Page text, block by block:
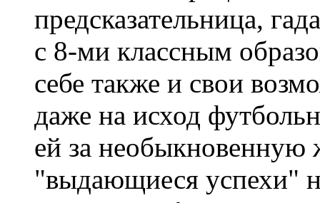
предсказательница,
с 8-ми классным
себе также и свои
даже на исход
ей за необыкновенную
"выдающиеся успехи"